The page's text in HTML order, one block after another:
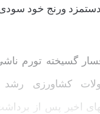
دستمزد ورنج خود
گسیخته تورم
کشاورزی رشد
اخیر پس از